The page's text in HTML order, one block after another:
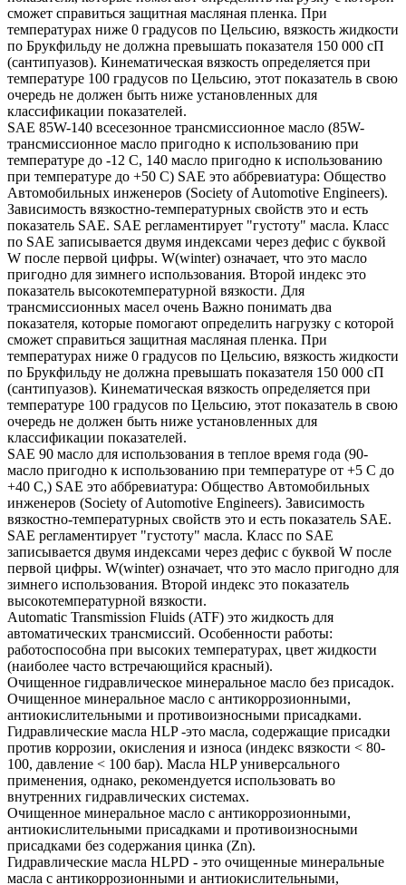
сможет справиться защитная масляная пленка. При
температурах ниже 0 градусов по Цельсию, вязкость жидкости
по Брукфильду не должна превышать показателя 150 000 сП
(сантипуазов). Кинематическая вязкость определяется при
температуре 100 градусов по Цельсию, этот показатель в свою
очередь не должен быть ниже установленных для
классификации показателей.
SAE 85W-140 всесезонное трансмиссионное масло (85W-
трансмиссионное масло пригодно к использованию при
температуре до -12 С, 140 масло пригодно к использованию
при температуре до +50 С) SAE это аббревиатура: Общество
Автомобильных инженеров (Society of Automotive Engineers).
Зависимость вязкостно-температурных свойств это и есть
показатель SAE. SAE регламентирует "густоту" масла. Класс
по SAE записывается двумя индексами через дефис с буквой
W после первой цифры. W(winter) означает, что это масло
пригодно для зимнего использования. Второй индекс это
показатель высокотемпературной вязкости. Для
трансмиссионных масел очень Важно понимать два
показателя, которые помогают определить нагрузку с которой
сможет справиться защитная масляная пленка. При
температурах ниже 0 градусов по Цельсию, вязкость жидкости
по Брукфильду не должна превышать показателя 150 000 сП
(сантипуазов). Кинематическая вязкость определяется при
температуре 100 градусов по Цельсию, этот показатель в свою
очередь не должен быть ниже установленных для
классификации показателей.
SAE 90 масло для использования в теплое время года (90-
масло пригодно к использованию при температуре от +5 С до
+40 С,) SAE это аббревиатура: Общество Автомобильных
инженеров (Society of Automotive Engineers). Зависимость
вязкостно-температурных свойств это и есть показатель SAE.
SAE регламентирует "густоту" масла. Класс по SAE
записывается двумя индексами через дефис с буквой W после
первой цифры. W(winter) означает, что это масло пригодно для
зимнего использования. Второй индекс это показатель
высокотемпературной вязкости.
Automatic Transmission Fluids (ATF) это жидкость для
автоматических трансмиссий. Особенности работы:
работоспособна при высоких температурах, цвет жидкости
(наиболее часто встречающийся красный).
Очищенное гидравлическое минеральное масло без присадок.
Очищенное минеральное масло с антикоррозионными,
антиокислительными и противоизносными присадками.
Гидравлические масла HLP -это масла, содержащие присадки
против коррозии, окисления и износа (индекс вязкости < 80-
100, давление < 100 бар). Масла HLP универсального
применения, однако, рекомендуется использовать во
внутренних гидравлических системах.
Очищенное минеральное масло с антикоррозионными,
антиокислительными присадками и противоизносными
присадками без содержания цинка (Zn).
Гидравлические масла HLPD - это очищенные минеральные
масла с антикоррозионными и антиокислительными,